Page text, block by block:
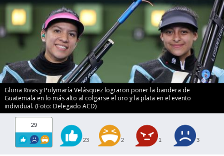
Gloria Rivas y Polymaría Velásquez lograron poner la bandera de
Guatemala en lo más alto al colgarse el oro y la plata en el evento
individual. (Foto: Delegado ACD)
29
23 2 1 3